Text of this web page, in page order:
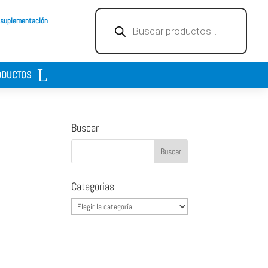
productos
Buscar
Categorias
Categorias